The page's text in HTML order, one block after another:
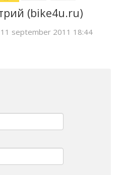
(bike4u.ru)
september 2011 18:44